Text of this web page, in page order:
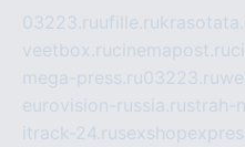
03223.ruufille.ru
veetbox.rucinemapost.ru
mega-press.ru03223.ru
eurovision-russia.rustrah-
itrack-24.ru